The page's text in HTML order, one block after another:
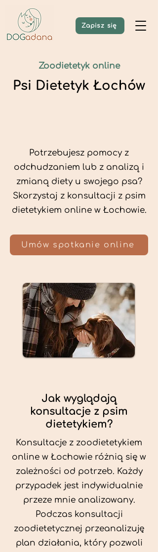
Zapisz się
Zoodietetyk online
Psi Dietetyk Łochów
Potrzebujesz pomocy z
odchudzaniem lub z analizą i
zmianą diety u swojego psa?
Skorzystaj z konsultacji z psim
dietetykiem online w Łochowie.
Umów spotkanie online
Jak wyglądają
konsultacje z psim
dietetykiem?
Konsultacje z zoodietetykiem
online w Łochowie różnią się w
zależności od potrzeb. Każdy
przypadek jest indywidualnie
przeze mnie analizowany.
Podczas konsultacji
zoodietetycznej przeanalizuję
plan działania, który pozwoli